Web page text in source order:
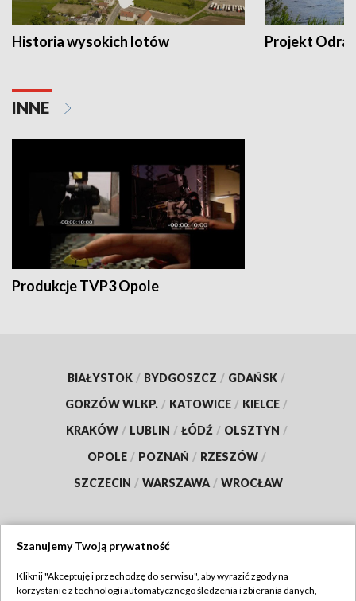
Historia wysokich lotów Projekt Odra
INNE
Produkcje TVP3 Opole
BIAŁYSTOK / BYDGOSZCZ / GDAŃSK /
GORZÓW WLKP. / KATOWICE / KIELCE /
KRAKÓW / LUBLIN / ŁÓDŹ / OLSZTYN /
OPOLE / POZNAŃ / RZESZÓW /
SZCZECIN / WARSZAWA / WROCŁAW
TVP
Szanujemy Twoją prywatność
Kliknij "Akceptuję i przechodzę do serwisu", aby wyrazić zgody na
korzystanie z technologii automatycznego śledzenia i zbierania danych,